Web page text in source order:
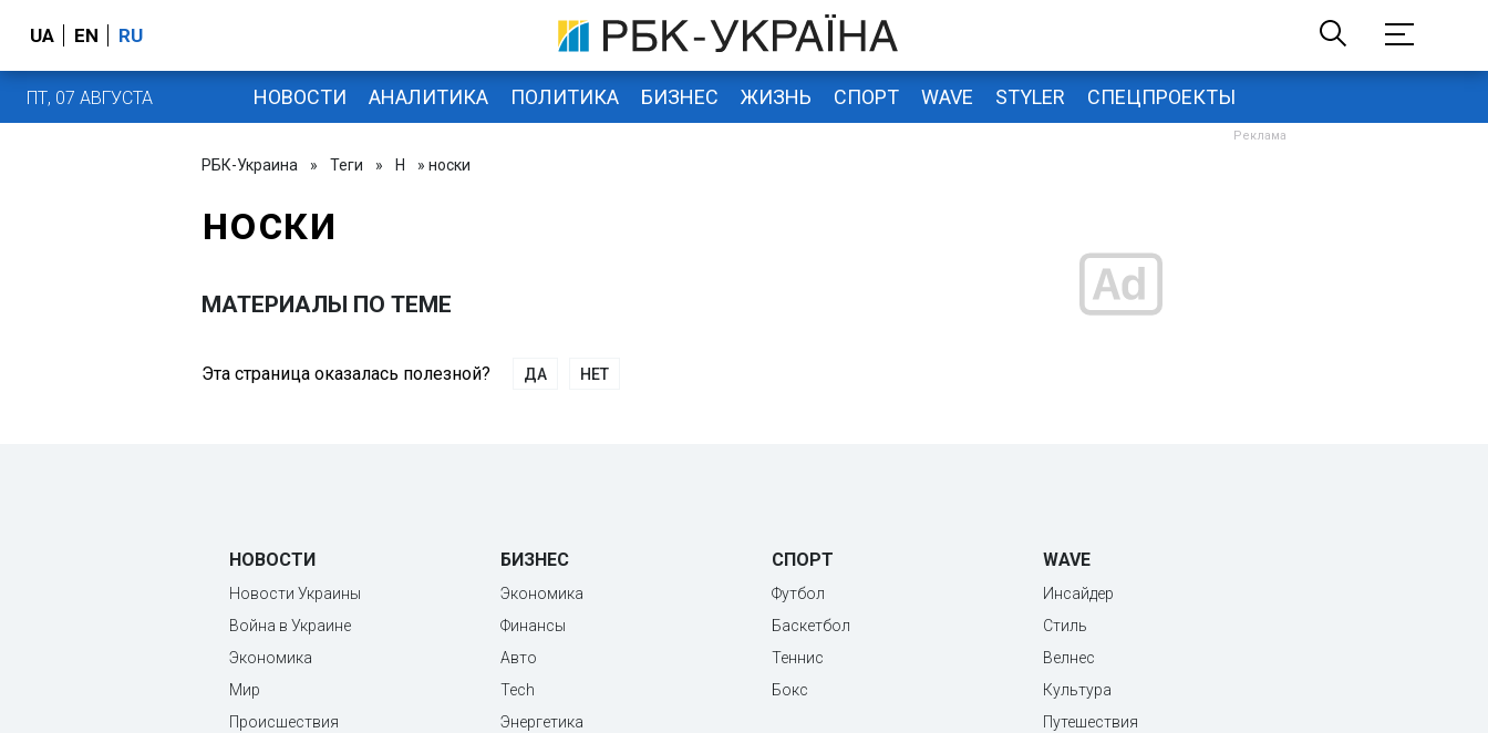
UA EN RU
ПТ, 07 АВГУСТА НОВОСТИ АНАЛИТИКА ПОЛИТИКА БИЗНЕС ЖИЗНЬ СПОРТ WAVE STYLER СПЕЦПРОЕКТЫ
РБК-Украина » Теги » Н » носки
носки
МАТЕРИАЛЫ ПО ТЕМЕ
Эта страница оказалась полезной? ДА НЕТ
НОВОСТИ
Новости Украины
Война в Украине
Экономика
Мир
Происшествия
БИЗНЕС
Экономика
Финансы
Авто
Tech
Энергетика
СПОРТ
Футбол
Баскетбол
Теннис
Бокс
WAVE
Инсайдер
Стиль
Велнес
Культура
Путешествия